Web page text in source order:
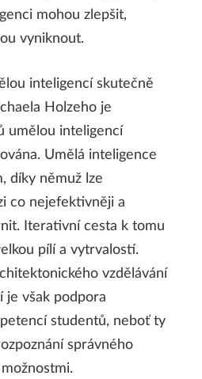
mohou zlepšit,
vyniknout.
inteligencí skutečně
Holzeho je
umělou inteligencí
Umělá inteligence
díky němuž lze
co nejefektivněji a
Iterativní cesta k tomu
pílí a vytrvalostí.
vzdělávání
je však podpora
studentů, neboť ty
správného